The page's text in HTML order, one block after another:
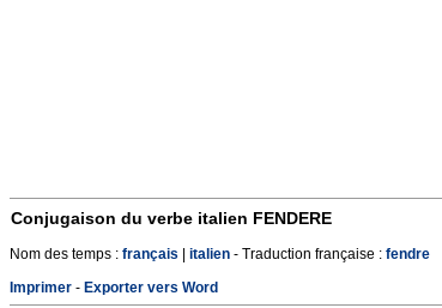
Conjugaison du verbe italien FENDERE
Nom des temps : français italien - Traduction française : fendre
Imprimer - Exporter vers Word